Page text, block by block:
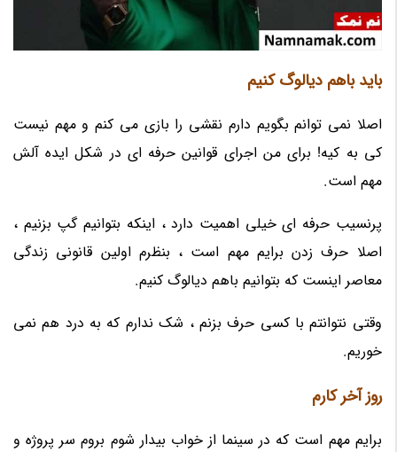
باید باهم دیالوگ کنیم
اصلا نمی توانم بگویم دارم نقشی را بازی می کنم و مهم نیست
کی به کیه! برای من اجرای قوانین حرفه ای در شکل ایده آلش
مهم است.
پرنسیب حرفه ای خیلی اهمیت دارد ، اینکه بتوانیم گپ بزنیم ،
اصلا حرف زدن برایم مهم است ، بنظرم اولین قانونی زندگی
معاصر اینست که بتوانیم باهم دیالوگ کنیم.
وقتی نتوانتم با کسی حرف بزنم ، شک ندارم که به درد هم نمی
خوریم.
روز آخر کارم
برایم مهم است که در سینما از خواب بیدار شوم بروم سر پروژه و